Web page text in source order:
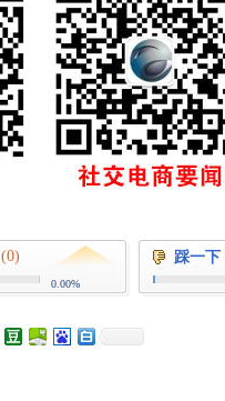
(0)
0.00%
踩一下